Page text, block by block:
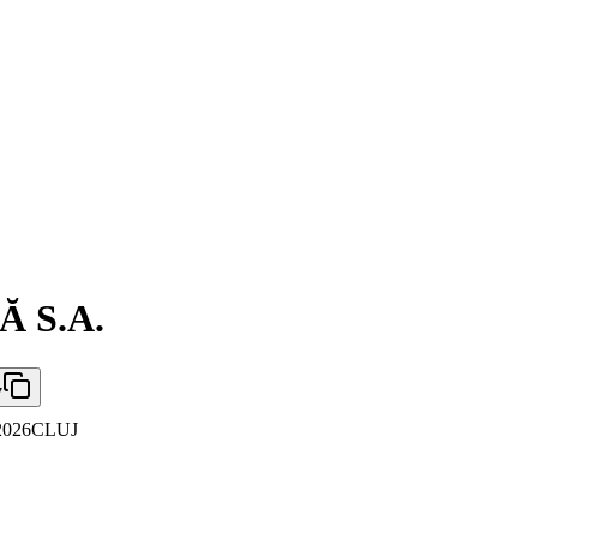
S.A.
CLUJ